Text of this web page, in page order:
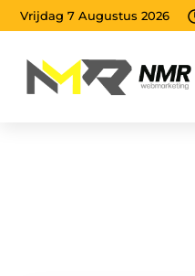
Vrijdag 7 Augustus 2026